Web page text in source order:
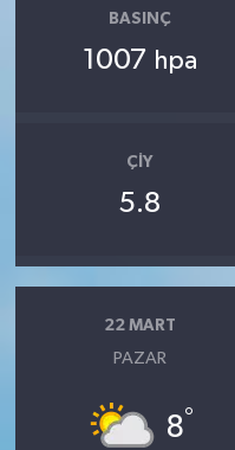
BASINÇ
1007 hpa
ÇIY
5.8
22 MART
PAZAR
8°